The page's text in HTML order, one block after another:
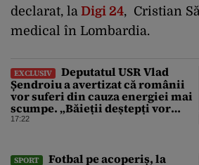
declarat, la Digi 24, Cristian
medical în Lombardia.
EXCLUSIV
Deputatul USR Vlad
Șendroiu a avertizat că românii
vor suferi din cauza energiei mai
scumpe. „Băieții deștepți vor
specula și după vor crește
17:22
SPORT
Fotbal pe acoperiș, la